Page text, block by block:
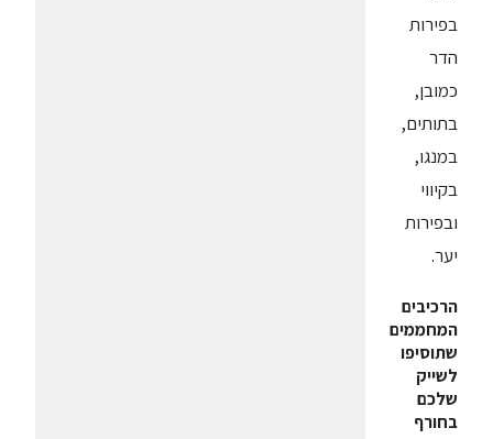
בפירות
הדר
כמובן,
בתותים,
במנגו,
בקיווי
ובפירות
יער.
הרכיבים
המחממים
שתוסיפו
לשייק
שלכם
בחורף